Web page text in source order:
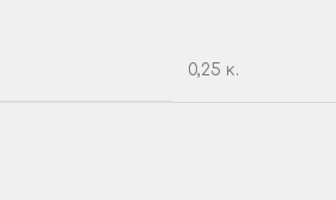
0,25 κ.